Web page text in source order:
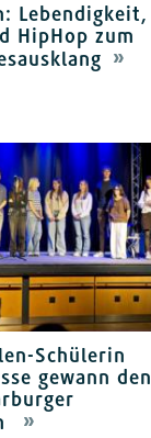
Lebendigkeit,
HipHop zum
Schülerin
gewann den